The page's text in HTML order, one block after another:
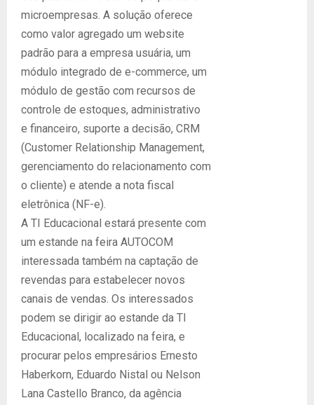
microempresas. A solução oferece
como valor agregado um website
padrão para a empresa usuária, um
módulo integrado de e-commerce, um
módulo de gestão com recursos de
controle de estoques, administrativo
e financeiro, suporte a decisão, CRM
(Customer Relationship Management,
gerenciamento do relacionamento com
o cliente) e atende a nota fiscal
eletrônica (NF-e).
A TI Educacional estará presente com
um estande na feira AUTOCOM
interessada também na captação de
revendas para estabelecer novos
canais de vendas. Os interessados
podem se dirigir ao estande da TI
Educacional, localizado na feira, e
procurar pelos empresários Ernesto
Haberkorn, Eduardo Nistal ou Nelson
Lana Castello Branco, da agência